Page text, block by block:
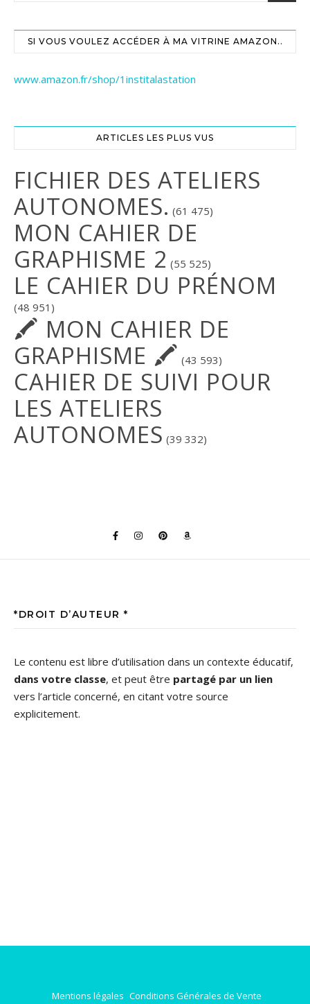
SI VOUS VOULEZ ACCÉDER À MA VITRINE AMAZON..
www.amazon.fr/shop/1institalastation
ARTICLES LES PLUS VUS
FICHIER DES ATELIERS
AUTONOMES. (61 475)
MON CAHIER DE
GRAPHISME 2 (55 525)
LE CAHIER DU PRÉNOM
(48 951)
🖍 MON CAHIER DE
GRAPHISME 🖍 (43 593)
CAHIER DE SUIVI POUR
LES ATELIERS
AUTONOMES (39 332)
*DROIT D’AUTEUR *
Le contenu est libre d’utilisation dans un contexte éducatif,
dans votre classe, et peut être partagé par un lien
vers l’article concerné, en citant votre source
explicitement.
Mentions légales Conditions Générales de Vente